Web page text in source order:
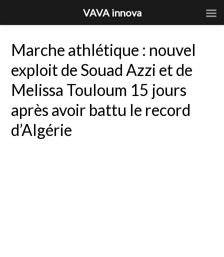
Marche athlétique : nouvel
exploit de Souad Azzi et de
Melissa Touloum 15 jours
après avoir battu le record
d’Algérie
VAVA innova